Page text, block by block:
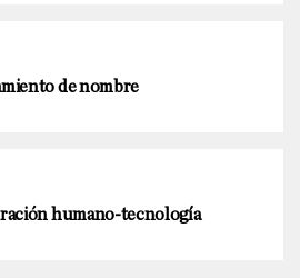
de nombre
humano-tecnología